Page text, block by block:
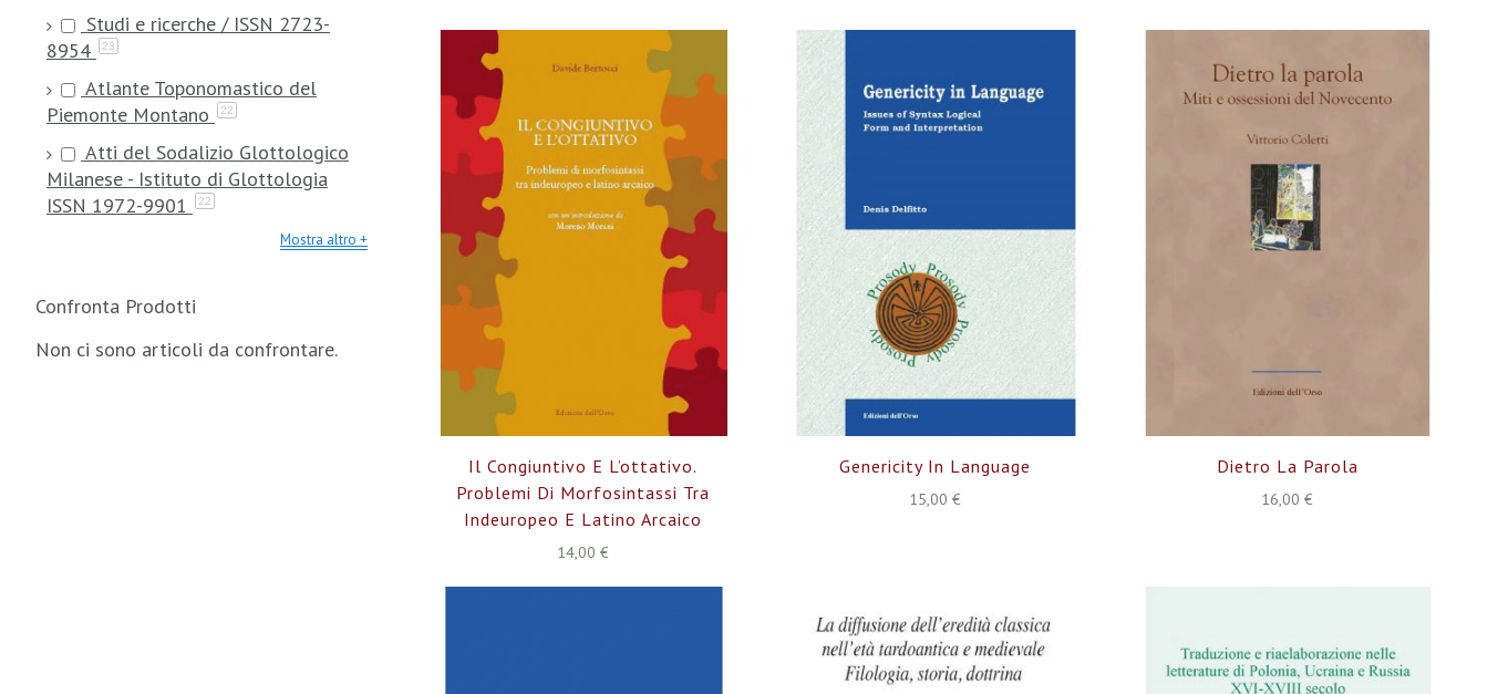
Il Congiuntivo E L’ottativo.
Problemi Di Morfosintassi Tra
Indeuropeo E Latino Arcaico
14,00 €
Genericity In Language
15,00 €
Dietro La Parola
16,00 €
Studi e ricerche / ISSN 2723-
8954
23
Atlante Toponomastico del
Piemonte Montano
22
Atti del Sodalizio Glottologico
Milanese - Istituto di Glottologia
ISSN 1972-9901
22
Mostra altro
Confronta Prodotti
Non ci sono articoli da confrontare.